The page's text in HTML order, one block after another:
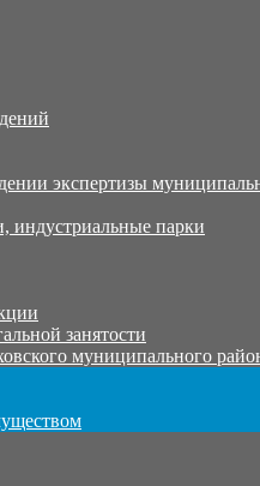
экспертизы
индустриальные парки
занятости
муниципального